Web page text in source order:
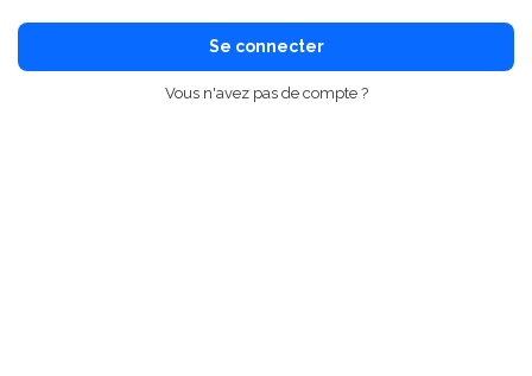
Se connecter
Vous n'avez pas de compte ?